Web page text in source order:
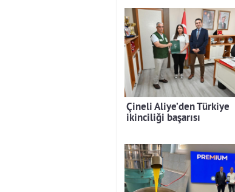
Çineli Aliye’den Türkiye
ikinciliği başarısı